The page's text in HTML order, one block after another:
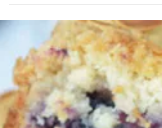
rand van filodeeg. Vul de taart met een